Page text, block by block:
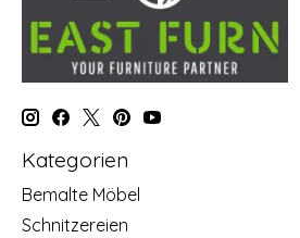
Kategorien
Bemalte Möbel
Schnitzereien